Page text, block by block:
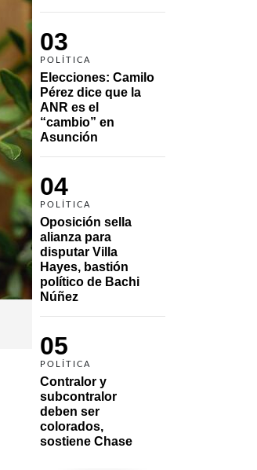
03
POLÍTICA
Elecciones: Camilo
Pérez dice que la
ANR es el
“cambio” en
Asunción
04
POLÍTICA
Oposición sella
alianza para
disputar Villa
Hayes, bastión
político de Bachi
Núñez
05
POLÍTICA
Contralor y
subcontralor
deben ser
colorados,
sostiene Chase